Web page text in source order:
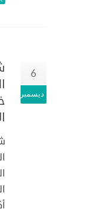
6
ديسمبر